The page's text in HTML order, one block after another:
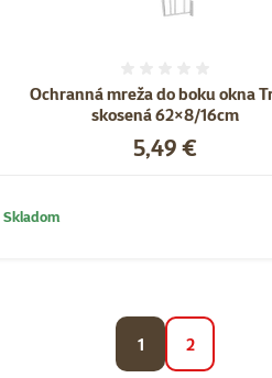
Ochranná mreža do boku okna
skosená 62×8/16cm
Cena
5,49 €
Skladom
1 2